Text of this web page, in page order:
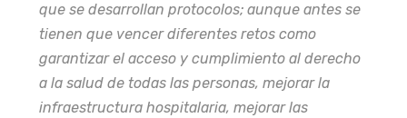
que se desarrollan protocolos; aunque antes se
tienen que vencer diferentes retos como
garantizar el acceso y cumplimiento al derecho
a la salud de todas las personas, mejorar la
infraestructura hospitalaria, mejorar las